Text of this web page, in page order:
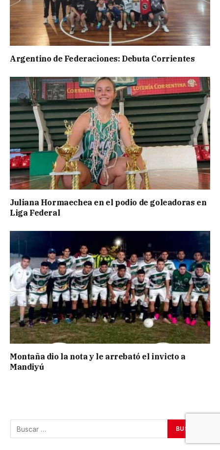
Argentino de Federaciones: Debuta Corrientes
Juliana Hormaechea en el podio de goleadoras en
Liga Federal
Montaña dio la nota y le arrebató el invicto a
Mandiyú